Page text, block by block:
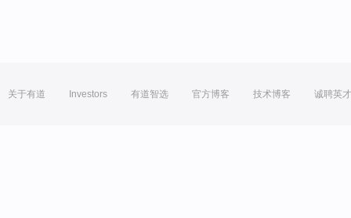
关于有道 Investors 有道智选 官方博客 技术博客 诚聘英才